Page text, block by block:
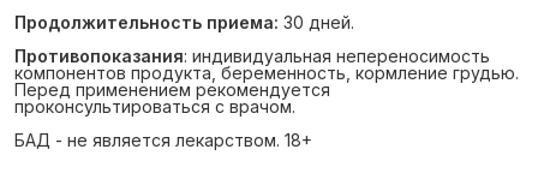
Продолжительность приема: 30 дней.
Противопоказания: индивидуальная непереносимость
компонентов продукта, беременность, кормление грудью.
Перед применением рекомендуется
проконсультироваться с врачом.
БАД - не является лекарством. 18+